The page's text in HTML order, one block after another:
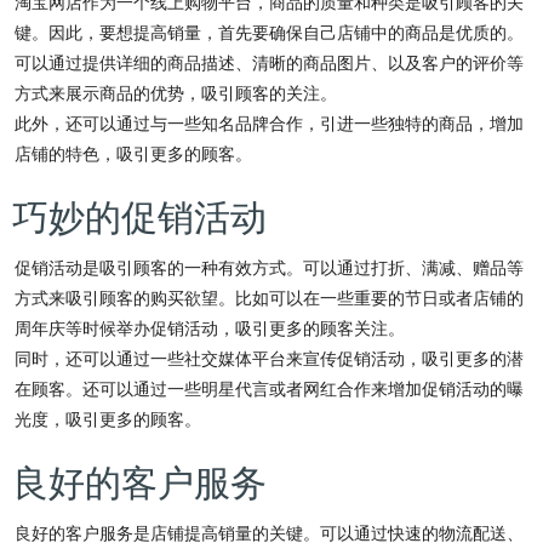
键。因此，要想提高销量，首先要确保自己店铺中的商品是优质的。
可以通过提供详细的商品描述、清晰的商品图片、以及客户的评价等
方式来展示商品的优势，吸引顾客的关注。
此外，还可以通过与一些知名品牌合作，引进一些独特的商品，增加
店铺的特色，吸引更多的顾客。
巧妙的促销活动
促销活动是吸引顾客的一种有效方式。可以通过打折、满减、赠品等
方式来吸引顾客的购买欲望。比如可以在一些重要的节日或者店铺的
周年庆等时候举办促销活动，吸引更多的顾客关注。
同时，还可以通过一些社交媒体平台来宣传促销活动，吸引更多的潜
在顾客。还可以通过一些明星代言或者网红合作来增加促销活动的曝
光度，吸引更多的顾客。
良好的客户服务
良好的客户服务是店铺提高销量的关键。可以通过快速的物流配送、